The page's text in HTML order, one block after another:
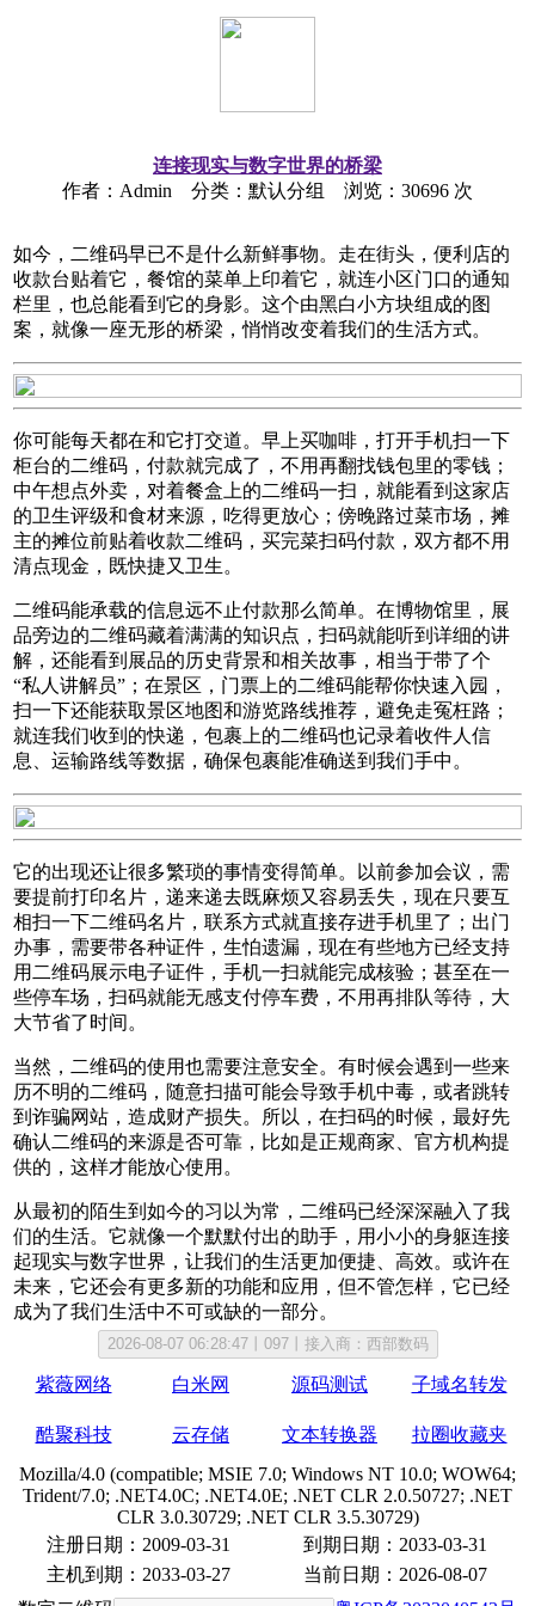
连接现实与数字世界的桥梁
作者：Admin 分类：默认分组 浏览：30696 次
如今，二维码早已不是什么新鲜事物。走在街头，便利店的
收款台贴着它，餐馆的菜单上印着它，就连小区门口的通知
栏里，也总能看到它的身影。这个由黑白小方块组成的图
案，就像一座无形的桥梁，悄悄改变着我们的生活方式。​
你可能每天都在和它打交道。早上买咖啡，打开手机扫一下
柜台的二维码，付款就完成了，不用再翻找钱包里的零钱；
中午想点外卖，对着餐盒上的二维码一扫，就能看到这家店
的卫生评级和食材来源，吃得更放心；傍晚路过菜市场，摊
主的摊位前贴着收款二维码，买完菜扫码付款，双方都不用
清点现金，既快捷又卫生。​
二维码能承载的信息远不止付款那么简单。在博物馆里，展
品旁边的二维码藏着满满的知识点，扫码就能听到详细的讲
解，还能看到展品的历史背景和相关故事，相当于带了个
“私人讲解员”；在景区，门票上的二维码能帮你快速入园，
扫一下还能获取景区地图和游览路线推荐，避免走冤枉路；
就连我们收到的快递，包裹上的二维码也记录着收件人信
息、运输路线等数据，确保包裹能准确送到我们手中。​
它的出现还让很多繁琐的事情变得简单。以前参加会议，需
要提前打印名片，递来递去既麻烦又容易丢失，现在只要互
相扫一下二维码名片，联系方式就直接存进手机里了；出门
办事，需要带各种证件，生怕遗漏，现在有些地方已经支持
用二维码展示电子证件，手机一扫就能完成核验；甚至在一
些停车场，扫码就能无感支付停车费，不用再排队等待，大
大节省了时间。​
当然，二维码的使用也需要注意安全。有时候会遇到一些来
历不明的二维码，随意扫描可能会导致手机中毒，或者跳转
到诈骗网站，造成财产损失。所以，在扫码的时候，最好先
确认二维码的来源是否可靠，比如是正规商家、官方机构提
供的，这样才能放心使用。​
从最初的陌生到如今的习以为常，二维码已经深深融入了我
们的生活。它就像一个默默付出的助手，用小小的身躯连接
起现实与数字世界，让我们的生活更加便捷、高效。或许在
未来，它还会有更多新的功能和应用，但不管怎样，它已经
成为了我们生活中不可或缺的一部分。
2026-08-07 06:28:47丨097丨接入商：西部数码
紫薇网络 白米网 源码测试 子域名转发
酷聚科技 云存储 文本转换器
拉圈收藏夹
Mozilla/4.0 (compatible; MSIE 7.0; Windows NT 10.0; WOW64;
Trident/7.0; .NET4.0C; .NET4.0E; .NET CLR 2.0.50727; .NET
CLR 3.0.30729; .NET CLR 3.5.30729)
注册日期：2009-03-31
到期日期：2033-03-31
主机到期：2033-03-27
当前日期：2026-08-07